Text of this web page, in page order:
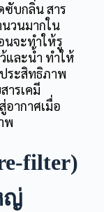
บกลิ่น สาร
วนมากใน
นจะทำให้รู
และน้ำ ทำให้
ระสิทธิภาพ
ารเคมี
ากาศเมื่อ
พ
filter)
ญ่